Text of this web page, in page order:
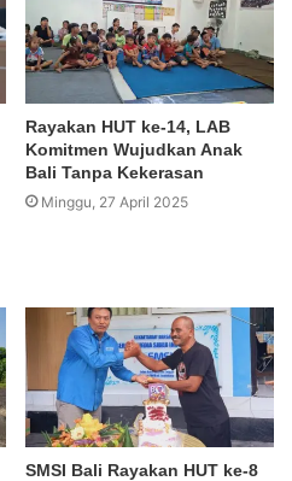
Rayakan HUT ke-14, LAB
Komitmen Wujudkan Anak
Bali Tanpa Kekerasan
Minggu, 27 April 2025
SMSI Bali Rayakan HUT ke-8